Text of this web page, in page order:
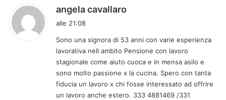
angela cavallaro
e
t
t
o
:
alle 21:08
Sono una signora di 53 anni con varie esperienza
lavorativa nell ambito Pensione con lavoro
stagionale come aiuto cuoca e in mensa asilo e
sono molto passione x la cucina. Spero con tanta
fiducia un lavoro x chi fosse interessato ad offrire
un lavoro anche estero. 333 4881469 /331